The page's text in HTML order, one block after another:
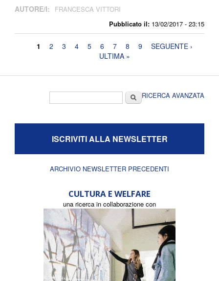
Pubblicato il: 13/02/2017 - 23:15
AUTORE/I: FRANCESCA VITTORI
Pagine
1 2 3 4 5 6 7 8 9
SEGUENTE ›
ULTIMA »
CercaRICERCA AVANZATA
ISCRIVITI ALLA NEWSLETTER
ARCHIVIO NEWSLETTER PRECEDENTI
CULTURA E WELFARE
una ricerca in collaborazione con